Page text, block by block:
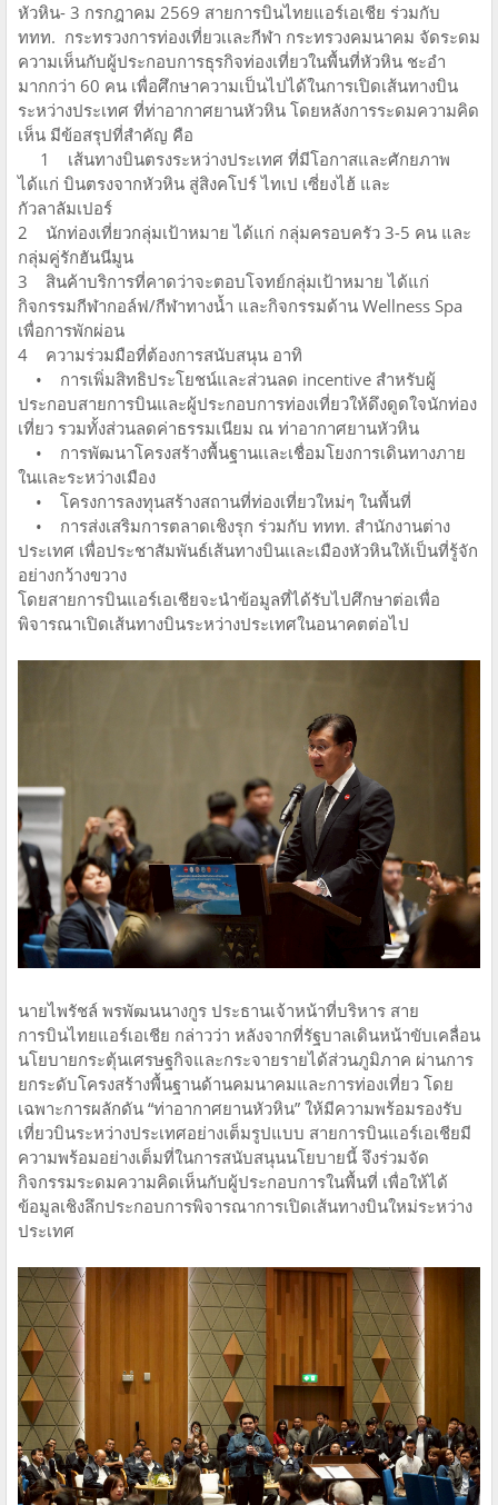
หัวหิน- 3 กรกฎาคม 2569 สายการบินไทยแอร์เอเชีย ร่วมกับ
ททท. กระทรวงการท่องเที่ยวเเละกีฬา กระทรวงคมนาคม จัดระดม
ความเห็นกับผู้ประกอบการธุรกิจท่องเที่ยวในพื้นที่หัวหิน ชะอำ
มากกว่า 60 คน เพื่อศึกษาความเป็นไปได้ในการเปิดเส้นทางบิน
ระหว่างประเทศ ที่ท่าอากาศยานหัวหิน โดยหลังการระดมความคิด
เห็น มีข้อสรุปที่สำคัญ คือ
1 เส้นทางบินตรงระหว่างประเทศ ที่มีโอกาสและศักยภาพ
ได้แก่ บินตรงจากหัวหิน สู่สิงคโปร์ ไทเป เซี่ยงไฮ้ และ
กัวลาลัมเปอร์
2 นักท่องเที่ยวกลุ่มเป้าหมาย ได้แก่ กลุ่มครอบครัว 3-5 คน และ
กลุ่มคู่รักฮันนีมูน
3 สินค้าบริการที่คาดว่าจะตอบโจทย์กลุ่มเป้าหมาย ได้แก่
กิจกรรมกีฬากอล์ฟ/กีฬาทางน้ำ และกิจกรรมด้าน Wellness Spa
เพื่อการพักผ่อน
4 ความร่วมมือที่ต้องการสนับสนุน อาทิ
• การเพิ่มสิทธิประโยชน์และส่วนลด incentive สำหรับผู้
ประกอบสายการบินและผู้ประกอบการท่องเที่ยวให้ดึงดูดใจนักท่อง
เที่ยว รวมทั้งส่วนลดค่าธรรมเนียม ณ ท่าอากาศยานหัวหิน
• การพัฒนาโครงสร้างพื้นฐานเเละเชื่อมโยงการเดินทางภาย
ในเเละระหว่างเมือง
• โครงการลงทุนสร้างสถานที่ท่องเที่ยวใหม่ๆ ในพื้นที่
• การส่งเสริมการตลาดเชิงรุก ร่วมกับ ททท. สำนักงานต่าง
ประเทศ เพื่อประชาสัมพันธ์เส้นทางบินเเละเมืองหัวหินให้เป็นที่รู้จัก
อย่างกว้างขวาง
โดยสายการบินแอร์เอเชียจะนำข้อมูลที่ได้รับไปศึกษาต่อเพื่อ
พิจารณาเปิดเส้นทางบินระหว่างประเทศในอนาคตต่อไป
นายไพรัชล์ พรพัฒนนางกูร ประธานเจ้าหน้าที่บริหาร สาย
การบินไทยแอร์เอเชีย กล่าวว่า หลังจากที่รัฐบาลเดินหน้าขับเคลื่อน
นโยบายกระตุ้นเศรษฐกิจและกระจายรายได้ส่วนภูมิภาค ผ่านการ
ยกระดับโครงสร้างพื้นฐานด้านคมนาคมและการท่องเที่ยว โดย
เฉพาะการผลักดัน “ท่าอากาศยานหัวหิน” ให้มีความพร้อมรองรับ
เที่ยวบินระหว่างประเทศอย่างเต็มรูปแบบ สายการบินแอร์เอเชียมี
ความพร้อมอย่างเต็มที่ในการสนับสนุนนโยบายนี้ จึงร่วมจัด
กิจกรรมระดมความคิดเห็นกับผู้ประกอบการในพื้นที่ เพื่อให้ได้
ข้อมูลเชิงลึกประกอบการพิจารณาการเปิดเส้นทางบินใหม่ระหว่าง
ประเทศ